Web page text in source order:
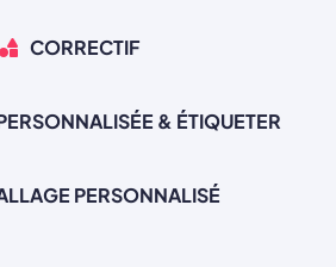
CORRECTIF
& ÉTIQUETER
PERSONNALISÉ